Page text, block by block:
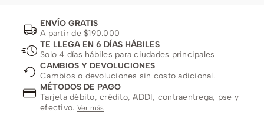
ENVÍO GRATIS
A partir de $190.000
TE LLEGA EN 6 DÍAS HÁBILES
Solo 4 días hábiles para ciudades principales
CAMBIOS Y DEVOLUCIONES
Cambios o devoluciones sin costo adicional.
MÉTODOS DE PAGO
Tarjeta débito, crédito, ADDI, contraentrega, pse y
efectivo. Ver más